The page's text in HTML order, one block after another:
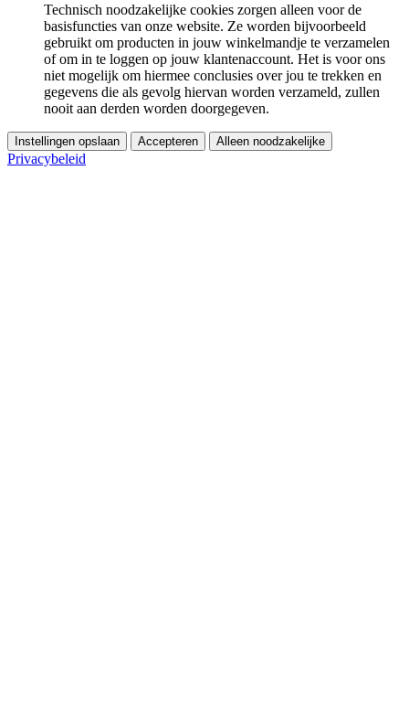
Technisch noodzakelijke cookies zorgen alleen voor de
basisfuncties van onze website. Ze worden bijvoorbeeld
gebruikt om producten in jouw winkelmandje te verzamelen
of om in te loggen op jouw klantenaccount. Het is voor ons
niet mogelijk om hiermee conclusies over jou te trekken en
gegevens die als gevolg hiervan worden verzameld, zullen
nooit aan derden worden doorgegeven.
Instellingen opslaan Accepteren Alleen noodzakelijke
Privacybeleid